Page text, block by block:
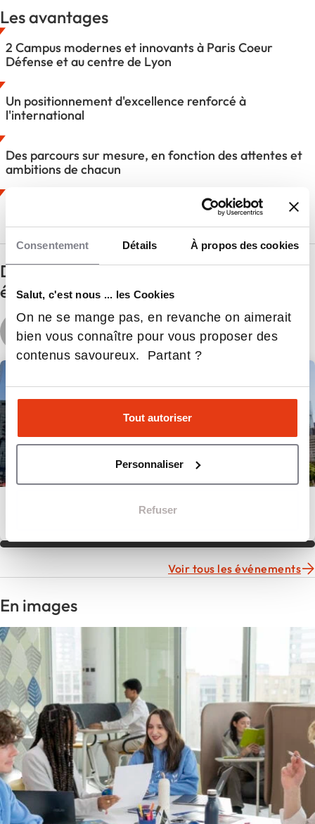
Consentement Détails À propos des cookies
Salut, c'est nous ... les Cookies
On ne se mange pas, en revanche on aimerait
bien vous connaître pour vous proposer des
contenus savoureux. Partant ?
Tout autoriser
Personnaliser
Refuser
Les avantages
2 Campus modernes et innovants à Paris Coeur
Défense et au centre de Lyon
Un positionnement d'excellence renforcé à
l'international
Des parcours sur mesure, en fonction des attentes et
ambitions de chacun
La prise en compte des enjeux RSE, IA et Data dans
tous les programmes
Des événements au plus près des
étudiants
Journées Portes Ouvertes ESCE Paris
Voir tous les événements
En images